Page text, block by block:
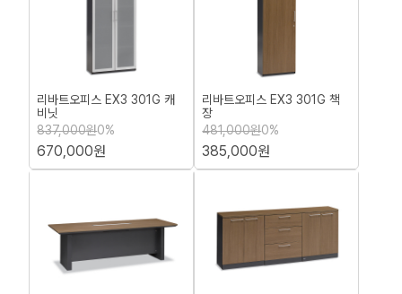
리바트오피스 EX3 301G 캐
비닛
837,000원0%
670,000원
리바트오피스 EX3 301G 책
장
481,000원0%
385,000원